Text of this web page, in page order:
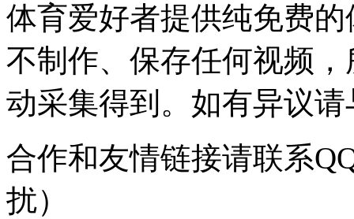
体育爱好者提供纯免费
不制作、保存任何视频
动采集得到。如有异议
合作和友情链接请联系
扰）